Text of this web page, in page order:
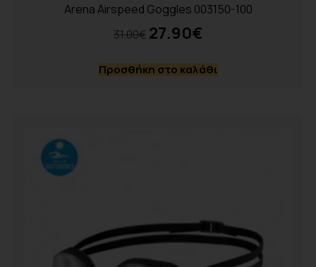
Arena Airspeed Goggles 003150-100
31.00€ 27.90€
Προσθήκη στο καλάθι